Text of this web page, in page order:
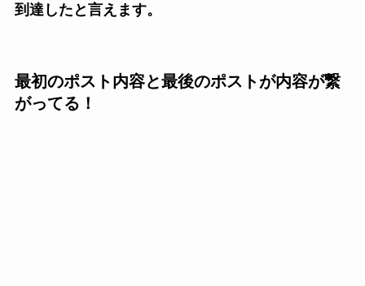
到達したと言えます。
最初のポスト内容と最後のポストが内容が繋
がってる！